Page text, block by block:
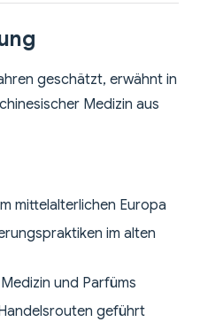
geschätzt, erwähnt in
Medizin aus
mittelalterlichen Europa
im alten
und Parfüms
geführt